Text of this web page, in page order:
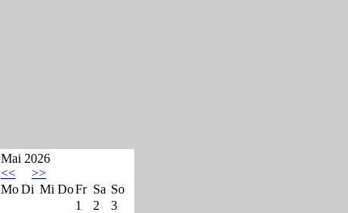
Mai 2026
<<
>>
MoDi Mi DoFr Sa So
1
2
3